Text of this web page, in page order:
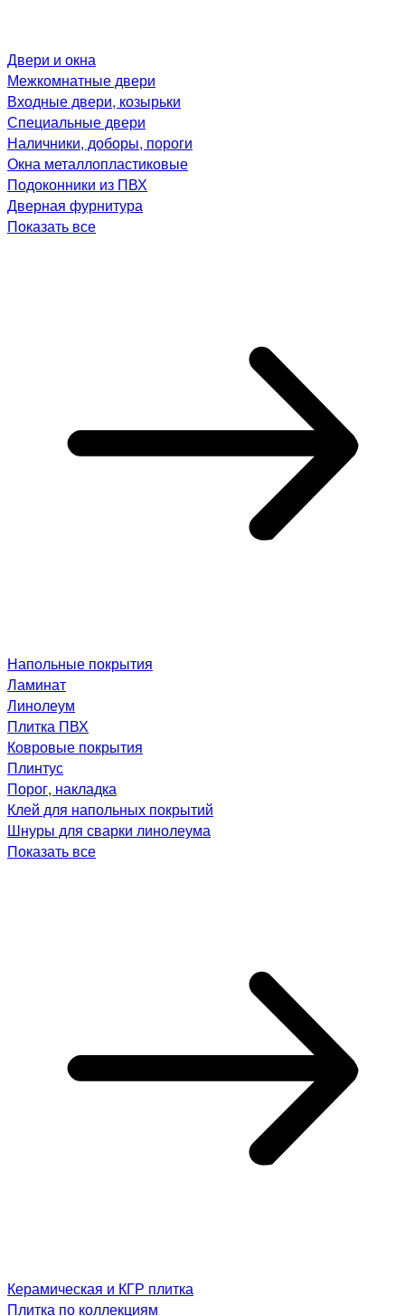
Двери и окна
Межкомнатные двери
Входные двери, козырьки
Специальные двери
Наличники, доборы, пороги
Окна металлопластиковые
Подоконники из ПВХ
Дверная фурнитура
Показать все
Напольные покрытия
Ламинат
Линолеум
Плитка ПВХ
Ковровые покрытия
Плинтус
Порог, накладка
Клей для напольных покрытий
Шнуры для сварки линолеума
Показать все
Керамическая и КГР плитка
Плитка по коллекциям